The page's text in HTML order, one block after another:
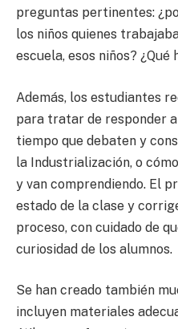
preguntas pertinentes:
los niños quienes
escuela, esos niños? ¿Qué
Además, los estudiantes
para tratar de responder
tiempo que debaten y
la Industrialización, o
y van comprendiendo. El
estado de la clase y
proceso, con cuidado de
curiosidad de los alumnos.
Se han creado también
incluyen materiales